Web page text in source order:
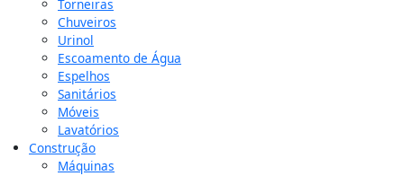
Torneiras
Chuveiros
Urinol
Escoamento de Água
Espelhos
Sanitários
Móveis
Lavatórios
Construção
Máquinas